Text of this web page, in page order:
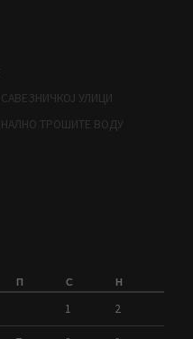
УЛИЦИ
ТРОШИТЕ ВОДУ
П С Н
1 2